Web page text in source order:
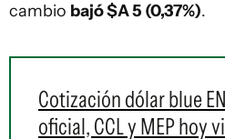
cambio bajó $A 5 (0,37%).
Cotización dólar blue
oficial, CCL y MEP hoy